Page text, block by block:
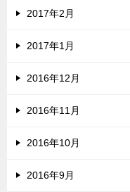
2017年2月
2017年1月
2016年12月
2016年11月
2016年10月
2016年9月